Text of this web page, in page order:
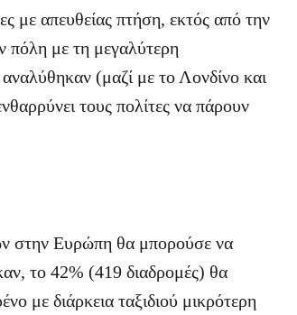
με απευθείας πτήση, εκτός από την
πόλη με τη μεγαλύτερη
(μαζί με το Λονδίνο και
τους πολίτες να πάρουν
στην Ευρώπη θα μπορούσε να
το 42% (419 διαδρομές) θα
με διάρκεια ταξιδιού μικρότερη